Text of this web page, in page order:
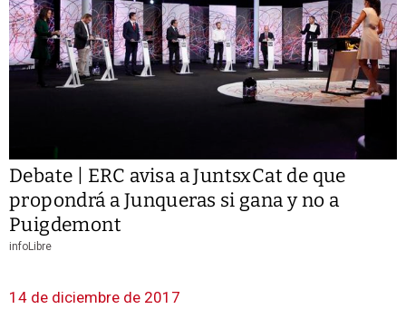
Debate | ERC avisa a JuntsxCat de que
propondrá a Junqueras si gana y no a
Puigdemont
infoLibre
14 de diciembre de 2017